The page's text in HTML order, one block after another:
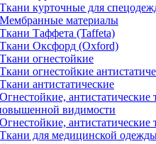
Ткани курточные для
Мембранные материалы
Ткани Таффета (Taffeta)
Ткани Оксфорд (Oxford)
Ткани огнестойкие
Ткани огнестойкие
Ткани антистатические
Огнестойкие, антистатические
видимости
Огнестойкие,
Ткани для медицинской